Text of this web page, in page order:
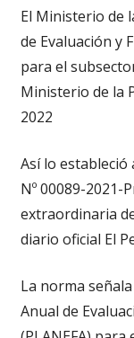
El Ministerio de
de Evaluación y
para el
Ministerio de la
2022
Así lo estableció
Nº 00089-2021-
extraordinaria
diario oficial El
La norma
Anual de